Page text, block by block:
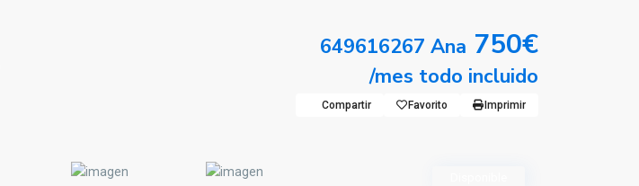
649616267 Ana 750€
/mes todo incluido
Compartir Favorito Imprimir